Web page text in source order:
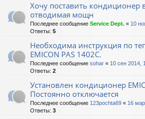
Хочу поставить кондиционер
отводимая мощн
Последнее сообщение Service Dept. « 10
Ответы: 5
Необходима инструкция по
EMICON PAS 1402C.
Последнее сообщение sohar « 10 сен 2014,
Ответы: 2
Установлен кондиционер
Постоянно отключается
Последнее сообщение 123pochta69 « 16
Ответы: 3